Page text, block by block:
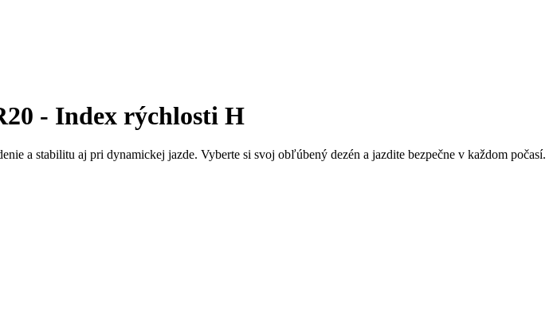
- Index rýchlosti H
a stabilitu aj pri dynamickej jazde. Vyberte si svoj obľúbený dezén a jazdite bezpečne v každom počasí.